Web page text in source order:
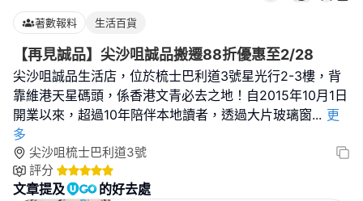
著數報料 生活百貨
【再見誠品】尖沙咀誠品搬遷88折優惠至2/28
尖沙咀誠品生活店，位於梳士巴利道3號星光行2-3樓，背
靠維港天星碼頭，係香港文青必去之地！自2015年10月1日
開業以來，超過10年陪伴本地讀者，透過大片玻璃窗... 更
多
尖沙咀梳士巴利道3號
評分
文章提及 的好去處